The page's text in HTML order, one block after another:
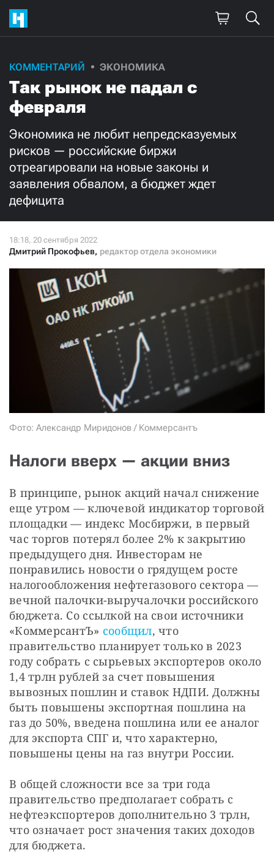
КОММЕНТАРИЙ ЭКОНОМИКА
Так рынок не падал с
февраля
Экономика не любит непредсказуемых
рисков — российские биржи
отреагировали на новые законы и
заявления обвалом, а бюджет ждет
дефицита
Дмитрий Прокофьев, редактор отдела экономики
Фото: Александр Миридонов / Коммерсантъ
Налоги вверх — акции вниз
В принципе, рынок акций начал снижение
еще утром — ключевой индикатор торговой
площадки — индекс Мосбиржи, в первый
час торгов потерял более 2% к закрытию
предыдущего дня. Инвесторам не
понравились новости о грядущем росте
налогообложения нефтегазового сектора —
вечной палочки-выручалочки российского
бюджета. Со ссылкой на свои источники
«КоммерсантЪ» сообщил, что
правительство планирует только в 2023
году собрать с сырьевых экспортеров около
1,4 трлн рублей за счет повышения
вывозных пошлин и ставок НДПИ. Должны
быть повышены экспортная пошлина на
газ до 50%, введена пошлина или ее аналог
для экспорта СПГ и, что характерно,
повышены цены на газ внутри России.
В общей сложности все за три года
правительство предполагает собрать с
нефтеэкспортеров дополнительно 3 трлн,
что означает рост значения таких доходов
для бюджета.
Поддержите
нашу работу!
Ежемесячно
3000
500 300
Нажимая кнопку «Стать соучастником»,
я принимаю
условия и подтверждаю свое гражданство РФ
СТАТЬ СОУЧАСТНИКОМ
ПОДЕЛИТЬСЯ С ДРУЗЬЯМИ
Если у вас есть вопросы, пишите donate@novayagazeta.ru
звоните:
+7 (929) 612-03-68